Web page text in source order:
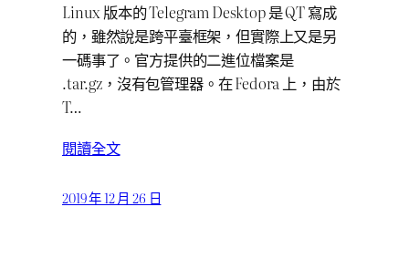
Linux 版本的 Telegram Desktop 是 QT 寫成
的，雖然說是跨平臺框架，但實際上又是另
一碼事了。官方提供的二進位檔案是
.tar.gz，沒有包管理器。在 Fedora 上，由於
T…
閱讀全文
2019 年 12 月 26 日